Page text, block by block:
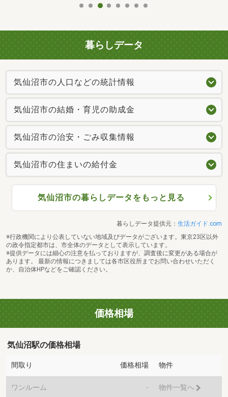
暮らしデータ
気仙沼市の人口などの統計情報
気仙沼市の結婚・育児の助成金
気仙沼市の治安・ごみ収集情報
気仙沼市の住まいの給付金
気仙沼市の暮らしデータをもっと見る
暮らしデータ提供元： 生活ガイド.com
※行政機関により公表していない地域及びデータがございます。東京23区以外
の政令指定都市は、市全体のデータとして表示しています。
※提供データには細心の注意を払っておりますが、調査後に変更がある場合が
あります。 最新の情報につきましては各市区役所までお問い合わせいただく
か、自治体HPなどをご確認ください。
価格相場
気仙沼駅の価格相場
間取り 価格相場 物件
ワンルーム - 物件一覧へ